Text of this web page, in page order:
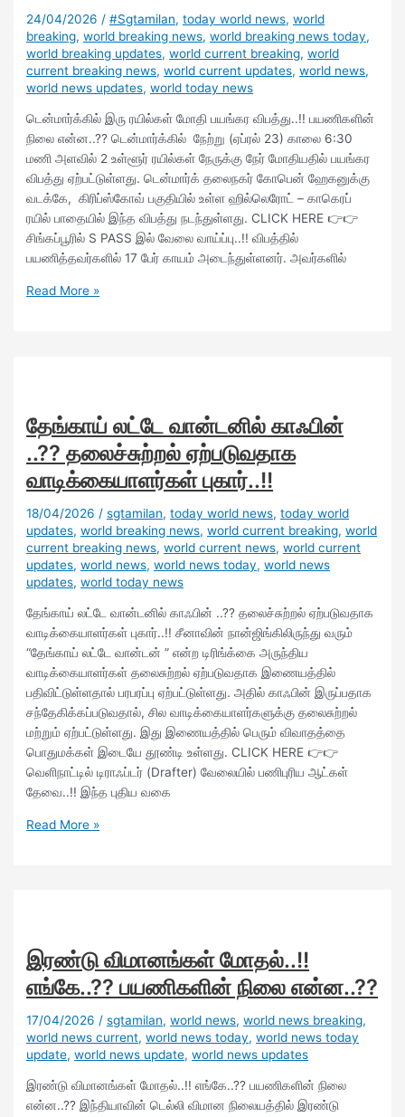
24/04/2026 /#Sgtamilan,today world news,world
breaking,world breaking news,world breaking news today,
world breaking updates,world current breaking,world
current breaking news,world current updates,world news,
world news updates,world today news
டென்மார்க்கில் இரு ரயில்கள் மோதி பயங்கர விபத்து..!! பயணிகளின்
நிலை என்ன..?? டென்மார்க்கில் நேற்று (ஏப்ரல் 23) காலை 6:30
மணி அளவில் 2 உள்ளூர் ரயில்கள் நேருக்கு நேர் மோதியதில் பயங்கர
விபத்து ஏற்பட்டுள்ளது. டென்மார்க் தலைநகர் கோபென் ஹேகனுக்கு
வடக்கே, கிரிப்ஸ்கோவ் பகுதியில் உள்ள ஹில்லெரோட் – காகெரப்
ரயில் பாதையில் இந்த விபத்து நடந்துள்ளது. CLICK HERE 👉👉
சிங்கப்பூரில் S PASS இல் வேலை வாய்ப்பு..!! விபத்தில்
பயணித்தவர்களில் 17 பேர் காயம் அடைந்துள்ளனர். அவர்களில்
Read More »
தேங்காய் லட்டே வான்டனில் காஃபின்
..?? தலைச்சுற்றல் ஏற்படுவதாக
வாடிக்கையாளர்கள் புகார்..!!
18/04/2026 /sgtamilan,today world news,today world
updates,world breaking news,world current breaking,world
current breaking news,world current news,world current
updates,world news,world news today,world news
updates,world today news
தேங்காய் லட்டே வான்டனில் காஃபின் ..?? தலைச்சுற்றல் ஏற்படுவதாக
வாடிக்கையாளர்கள் புகார்..!! சீனாவின் நான்ஜிங்கிலிருந்து வரும்
“தேங்காய் லட்டே வான்டன் ” என்ற டிரிங்க்கை அருந்திய
வாடிக்கையாளர்கள் தலைசுற்றல் ஏற்படுவதாக இணையத்தில்
பதிவிட்டுள்ளதால் பரபரப்பு ஏற்பட்டுள்ளது. அதில் காஃபின் இருப்பதாக
சந்தேகிக்கப்படுவதால், சில வாடிக்கையாளர்களுக்கு தலைசுற்றல்
மற்றும் ஏற்பட்டுள்ளது. இது இணையத்தில் பெரும் விவாதத்தை
பொதுமக்கள் இடையே தூண்டி உள்ளது. CLICK HERE 👉👉
வெளிநாட்டில் டிராஃப்டர் (Drafter) வேலையில் பணிபுரிய ஆட்கள்
தேவை..!! இந்த புதிய வகை
Read More »
இரண்டு விமானங்கள் மோதல்..!!
எங்கே..?? பயணிகளின் நிலை என்ன..??
17/04/2026 /sgtamilan,world news,world news breaking,
world news current,world news today,world news today
update,world news update,world news updates
இரண்டு விமானங்கள் மோதல்..!! எங்கே..?? பயணிகளின் நிலை
என்ன..?? இந்தியாவின் டெல்லி விமான நிலையத்தில் இரண்டு